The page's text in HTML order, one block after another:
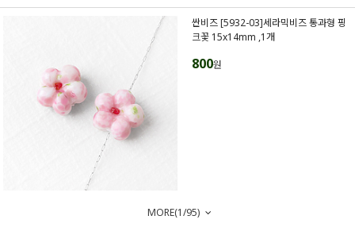
싼비즈 [5932-03]세라믹비즈 통과형 핑
크꽃 15x14mm ,1개
800원
MORE(1/95)